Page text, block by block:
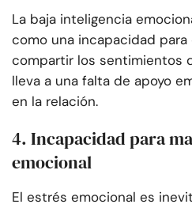
La baja inteligencia
como una incapacidad
compartir los sentimientos
lleva a una falta de apoyo
en la relación.
4. Incapacidad para
emocional
El estrés emocional es